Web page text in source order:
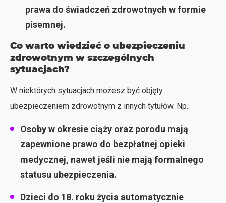
prawa do świadczeń zdrowotnych w formie
pisemnej.
Co warto wiedzieć o ubezpieczeniu
zdrowotnym w szczególnych
sytuacjach?
W niektórych sytuacjach możesz być objęty
ubezpieczeniem zdrowotnym z innych tytułów. Np.:
Osoby w okresie ciąży oraz porodu mają
zapewnione prawo do bezpłatnej opieki
medycznej, nawet jeśli nie mają formalnego
statusu ubezpieczenia.
Dzieci do 18. roku życia automatycznie